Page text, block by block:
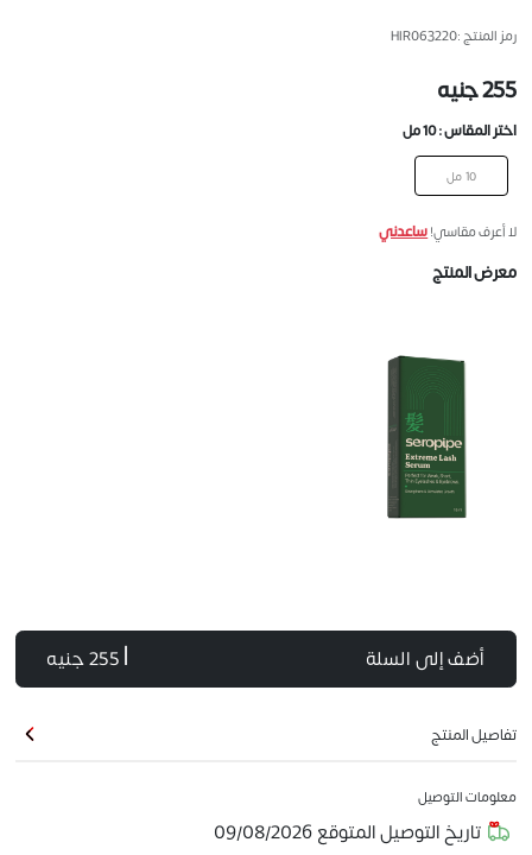
رمز المنتج :HIR063220
255 جنيه
اختر المقاس :10 مل
10 مل
لا أعرف مقاسي!ساعدني
معرض المنتج
أضف إلى السلة | 255 جنيه
تفاصيل المنتج
معلومات التوصيل
تاريخ التوصيل المتوقع09/08/2026